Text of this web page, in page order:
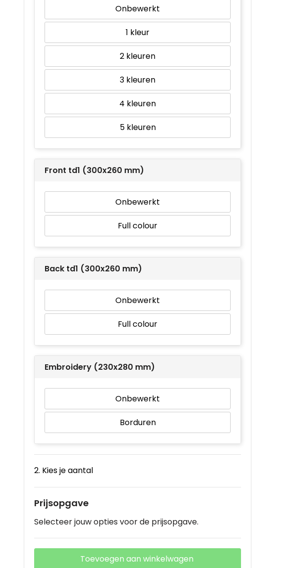
Onbewerkt
1
2
3
4
5
Front td1 (300x260 mm)
Onbewerkt
Full colour
Back td1 (300x260 mm)
Onbewerkt
Full colour
Embroidery (230x280 mm)
Onbewerkt
Borduren
2. Kies je aantal
Prijsopgave
Selecteer jouw opties voor de prijsopgave.
Toevoegen aan winkelwagen